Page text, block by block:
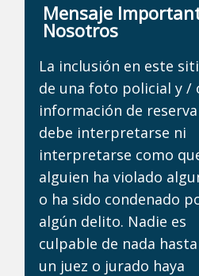
Mensaje
Nosotros
La inclusión en este
de una foto policial y /
información de
debe interpretarse ni
interpretarse como
alguien ha violado
o ha sido condenado
algún delito. Nadie es
culpable de nada
un juez o jurado haya